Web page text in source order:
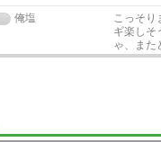
俺塩
こっそり
ギ楽しそ
ゃ、また